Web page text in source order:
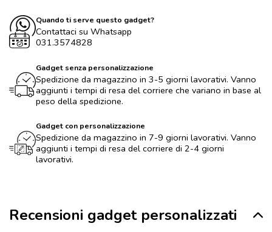
Quando ti serve questo gadget?
Contattaci su Whatsapp
031.3574828
Gadget senza personalizzazione
Spedizione da magazzino in 3-5 giorni lavorativi. Vanno
aggiunti i tempi di resa del corriere che variano in base al
peso della spedizione.
Gadget con personalizzazione
Spedizione da magazzino in 7-9 giorni lavorativi. Vanno
aggiunti i tempi di resa del corriere di 2-4 giorni
lavorativi.
Recensioni gadget personalizzati